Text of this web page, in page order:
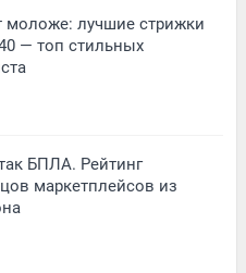
лучшие стрижки
— топ стильных
БПЛА. Рейтинг
маркетплейсов из